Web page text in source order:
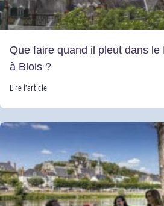
Que faire quand il pleut dans le
à Blois ?
Lire l’article